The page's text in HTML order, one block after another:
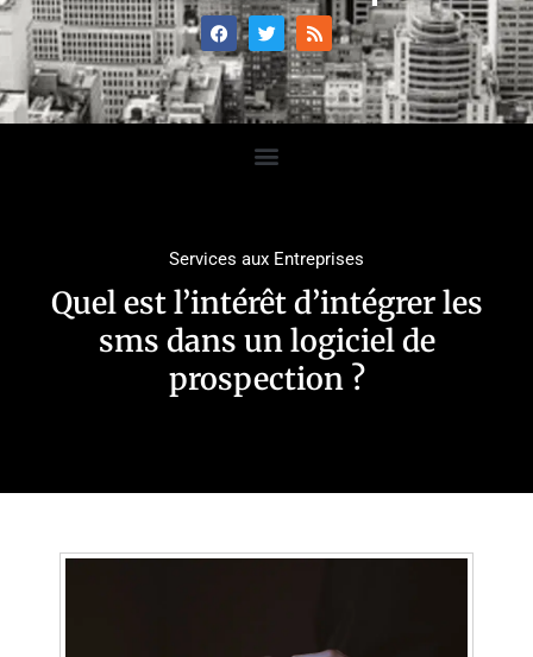
Services aux Entreprises
Quel est l’intérêt d’intégrer les
sms dans un logiciel de
prospection ?